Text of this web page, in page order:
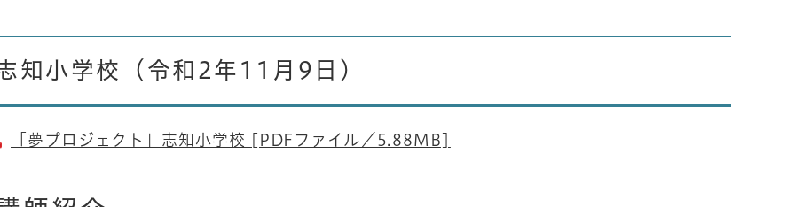
知小学校（令和2年11月9日)
「夢プロジェクト」志知小学校 [PDFファイル／5.88MB]